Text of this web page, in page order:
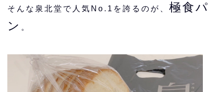
そんな泉北堂で人気No.1を誇るのが、 極食パ
ン 。